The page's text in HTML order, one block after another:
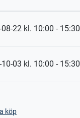
08-22 kl. 10:00 - 15:30
03 kl. 10:00 - 15:30
köp